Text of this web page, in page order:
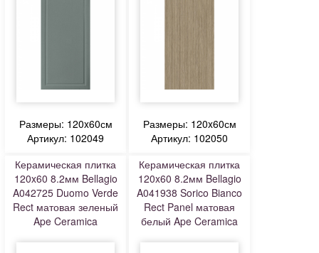
Размеры: 120x60см
Артикул: 102049
Размеры: 120x60см
Артикул: 102050
Керамическая плитка
120x60 8.2мм Bellagio
A042725 Duomo Verde
Rect матовая зеленый
Ape Ceramica
Керамическая плитка
120x60 8.2мм Bellagio
A041938 Sorico Bianco
Rect Panel матовая
белый Ape Ceramica